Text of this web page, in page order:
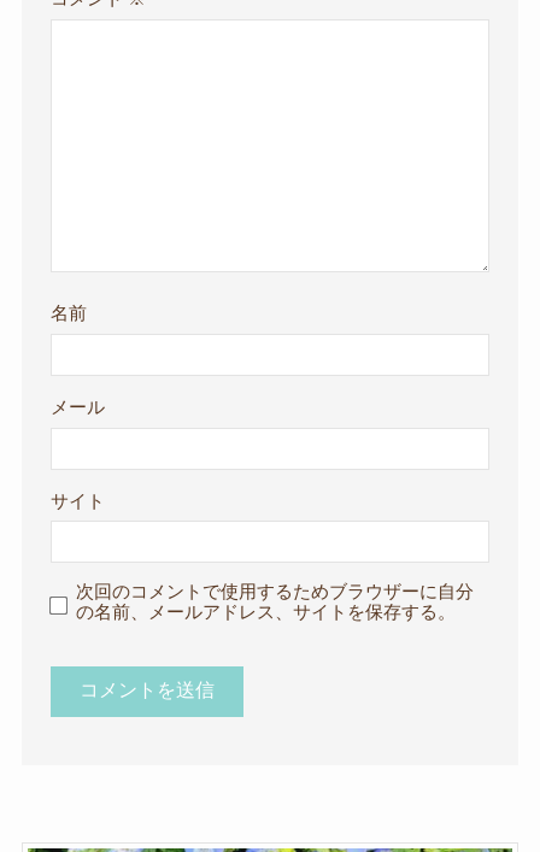
名前
メール
サイト
次回のコメントで使用するためブラウザーに自分
の名前、メールアドレス、サイトを保存する。